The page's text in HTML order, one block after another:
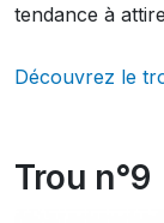
tendance à
Découvrez le
Trou n°9